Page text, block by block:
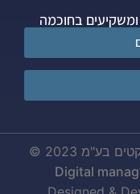
בחוכמה
בע"מ 2023 ©
Digital